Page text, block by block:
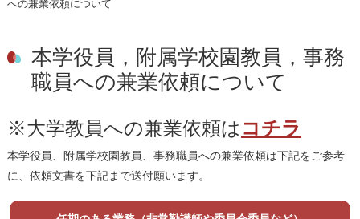
への兼業依頼について
本学役員，附属学校園教員，事務
職員への兼業依頼について
※大学教員への兼業依頼は コチラ
本学役員、附属学校園教員、事務職員への兼業依頼は下記をご参考
に、依頼文書を下記まで送付願います。